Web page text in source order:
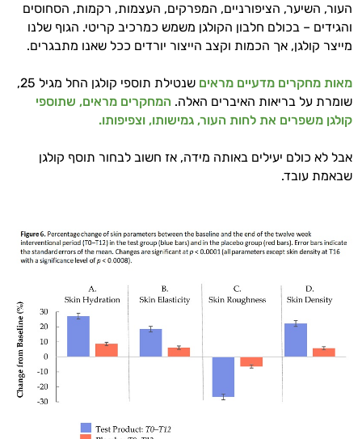
העור, השיער, הציפורניים, המפרקים, העצמות, רקמות, הסחוסים
והגידים – בכולם חלבון הקולגן משמש כמרכיב קריטי. הגוף שלנו
מייצר קולגן, אך הכמות וקצב הייצור יורדים ככל שאנו מתבגרים.
מאות מחקרים מדעיים מראים
שנטילת תוספי קולגן החל מגיל 25,
שומרת על בריאות האיברים האלה. המחקרים מראים, שתוספי
קולגן משפרים את לחות העור, גמישותו, וצפיפותו.
אבל לא כולם יעילים באותה מידה, אז חשוב לבחור תוסף קולגן
שבאמת עובד.